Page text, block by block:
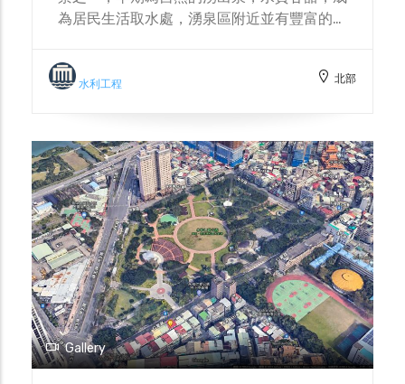
為居民生活取水處，湧泉區附近並有豐富的魚
水源，自日治時期開始供水至板橋住宅區的民
生使用，直到民國69年廢止。旁邊的水源橋
中心：中和廣濟宮(中和大廟)與永和店仔街土
地公廟，最重要的道路與橋樑。
水利工程 北部
Gallery